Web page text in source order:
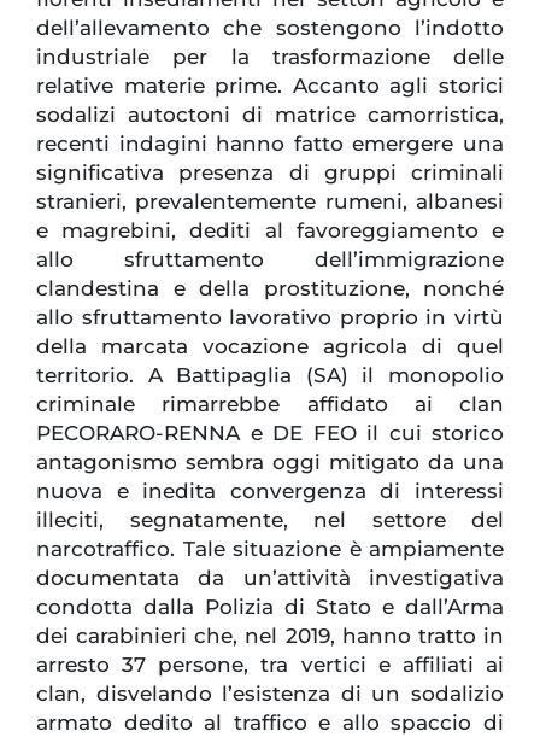
dell’allevamento che sostengono l’indotto
industriale per la trasformazione delle
relative materie prime. Accanto agli storici
sodalizi autoctoni di matrice camorristica,
recenti indagini hanno fatto emergere una
significativa presenza di gruppi criminali
stranieri, prevalentemente rumeni, albanesi
e magrebini, dediti al favoreggiamento e
allo sfruttamento dell’immigrazione
clandestina e della prostituzione, nonché
allo sfruttamento lavorativo proprio in virtù
della marcata vocazione agricola di quel
territorio. A Battipaglia (SA) il monopolio
criminale rimarrebbe affidato ai clan
PECORARO-RENNA e DE FEO il cui storico
antagonismo sembra oggi mitigato da una
nuova e inedita convergenza di interessi
illeciti, segnatamente, nel settore del
narcotraffico. Tale situazione è ampiamente
documentata da un’attività investigativa
condotta dalla Polizia di Stato e dall’Arma
dei carabinieri che, nel 2019, hanno tratto in
arresto 37 persone, tra vertici e affiliati ai
clan, disvelando l’esistenza di un sodalizio
armato dedito al traffico e allo spaccio di